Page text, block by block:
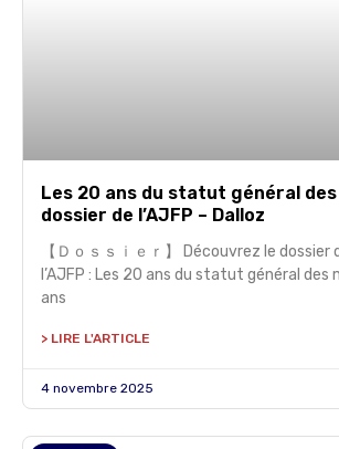
Les 20 ans du statut général
dossier de l’AJFP – Dalloz
【Ｄｏｓｓｉｅｒ】 Découvrez le dossier
l’AJFP : Les 20 ans du statut général
ans
> LIRE L'ARTICLE
4 novembre 2025